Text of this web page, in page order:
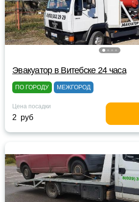
Эвакуатор в Витебске 24 часа
ПО ГОРОДУ МЕЖГОРОД
Цена посадки
2 руб